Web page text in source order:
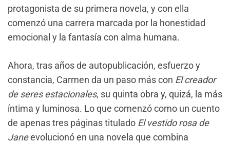
protagonista de su primera novela, y con ella
comenzó una carrera marcada por la honestidad
emocional y la fantasía con alma humana.
Ahora, tras años de autopublicación, esfuerzo y
constancia, Carmen da un paso más con El creador
de seres estacionales, su quinta obra y, quizá, la más
íntima y luminosa. Lo que comenzó como un cuento
de apenas tres páginas titulado El vestido rosa de
Janeevolucionó en una novela que combina